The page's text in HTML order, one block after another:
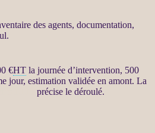
des agents, documentation,
€HTla journée d’intervention, 500
jour, estimation validée en amont. La
précise le déroulé.